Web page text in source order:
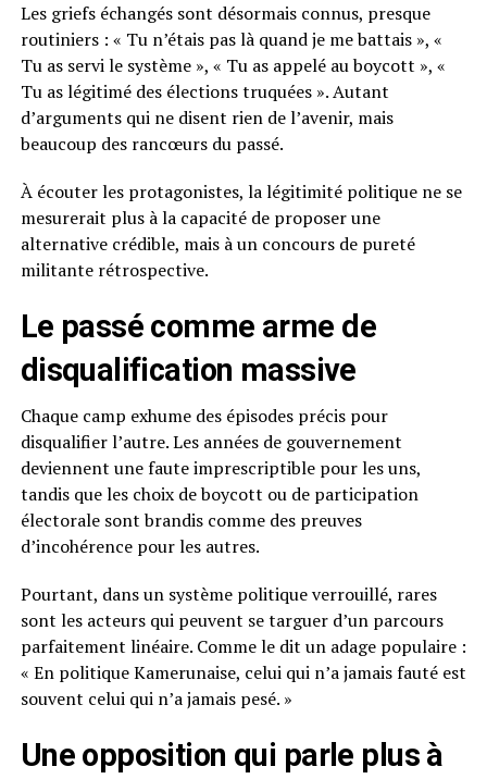
Les griefs échangés sont désormais connus, presque
routiniers : « Tu n’étais pas là quand je me battais », «
Tu as servi le système », « Tu as appelé au boycott », «
Tu as légitimé des élections truquées ». Autant
d’arguments qui ne disent rien de l’avenir, mais
beaucoup des rancœurs du passé.
À écouter les protagonistes, la légitimité politique ne se
mesurerait plus à la capacité de proposer une
alternative crédible, mais à un concours de pureté
militante rétrospective.
Le passé comme arme de
disqualification massive
Chaque camp exhume des épisodes précis pour
disqualifier l’autre. Les années de gouvernement
deviennent une faute imprescriptible pour les uns,
tandis que les choix de boycott ou de participation
électorale sont brandis comme des preuves
d’incohérence pour les autres.
Pourtant, dans un système politique verrouillé, rares
sont les acteurs qui peuvent se targuer d’un parcours
parfaitement linéaire. Comme le dit un adage populaire :
« En politique Kamerunaise, celui qui n’a jamais fauté est
souvent celui qui n’a jamais pesé. »
Une opposition qui parle plus à